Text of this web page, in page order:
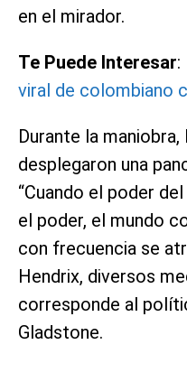
en el mirador.
Te Puede Interesar:
viral de colombiano
Durante la
desplegaron una
“Cuando el poder
el poder, el mundo
con frecuencia se
Hendrix, diversos
corresponde al
Gladstone.